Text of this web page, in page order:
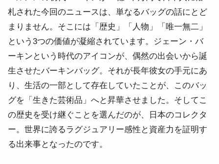
札された今回のニュースは、単なるバッグの話にとど
まりません。そこには「歴史」「人物」「唯一無二」
という3つの価値が凝縮されています。ジェーン・バ
ーキンという時代のアイコンが、偶然の出会いから誕
生させたバーキンバッグ。それが長年彼女の手元にあ
り、生活の一部として存在していたことが、このバッ
グを「生きた芸術品」へと昇華させました。そしてこ
の歴史を受け継ぐことを選んだのが、日本のコレクタ
ー。世界に誇るラグジュアリー感性と資産力を証明す
る出来事となったのです。